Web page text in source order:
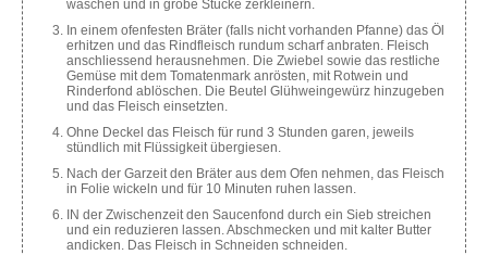
waschen und in grobe Stücke zerkleinern.
In einem ofenfesten Bräter (falls nicht vorhanden Pfanne) das Öl
erhitzen und das Rindfleisch rundum scharf anbraten. Fleisch
anschliessend herausnehmen. Die Zwiebel sowie das restliche
Gemüse mit dem Tomatenmark anrösten, mit Rotwein und
Rinderfond ablöschen. Die Beutel Glühweingewürz hinzugeben
und das Fleisch einsetzten.
Ohne Deckel das Fleisch für rund 3 Stunden garen, jeweils
stündlich mit Flüssigkeit übergiesen.
Nach der Garzeit den Bräter aus dem Ofen nehmen, das Fleisch
in Folie wickeln und für 10 Minuten ruhen lassen.
IN der Zwischenzeit den Saucenfond durch ein Sieb streichen
und ein reduzieren lassen. Abschmecken und mit kalter Butter
andicken. Das Fleisch in Schneiden schneiden.